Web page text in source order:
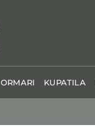
ORMARI KUPATILA